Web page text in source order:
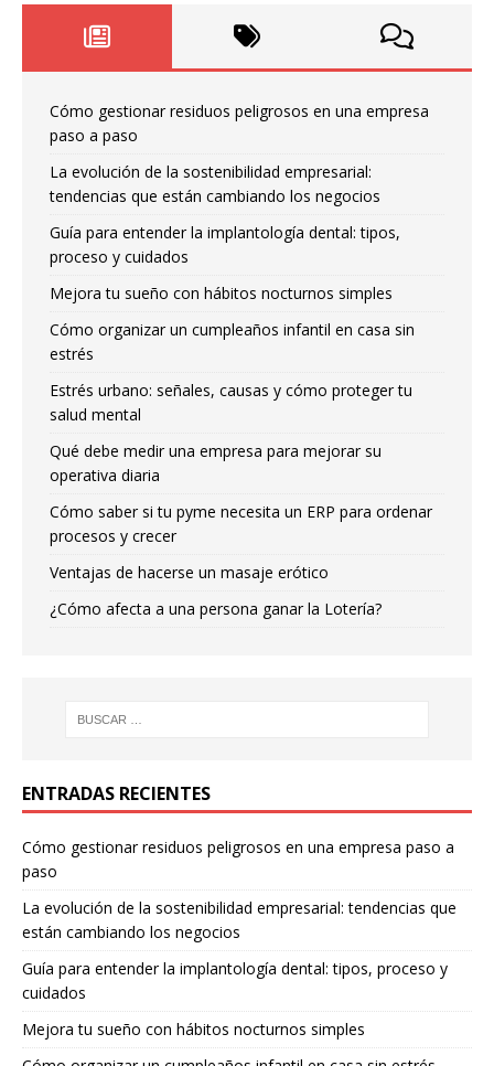
Cómo gestionar residuos peligrosos en una empresa
paso a paso
La evolución de la sostenibilidad empresarial:
tendencias que están cambiando los negocios
Guía para entender la implantología dental: tipos,
proceso y cuidados
Mejora tu sueño con hábitos nocturnos simples
Cómo organizar un cumpleaños infantil en casa sin
estrés
Estrés urbano: señales, causas y cómo proteger tu
salud mental
Qué debe medir una empresa para mejorar su
operativa diaria
Cómo saber si tu pyme necesita un ERP para ordenar
procesos y crecer
Ventajas de hacerse un masaje erótico
¿Cómo afecta a una persona ganar la Lotería?
ENTRADAS RECIENTES
Cómo gestionar residuos peligrosos en una empresa paso a
paso
La evolución de la sostenibilidad empresarial: tendencias que
están cambiando los negocios
Guía para entender la implantología dental: tipos, proceso y
cuidados
Mejora tu sueño con hábitos nocturnos simples